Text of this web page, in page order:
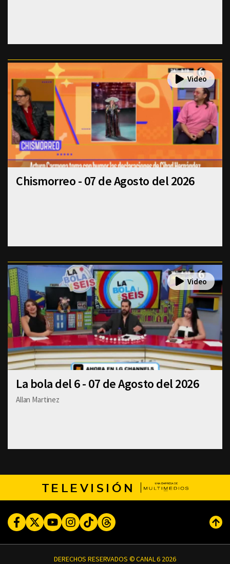
Chismorreo - 07 de Agosto del 2026
La bola del 6 - 07 de Agosto del 2026
Allan Martinez
TELEVISIÓN
FacebookTwitterYoutubeInstagram
TikTokThreads
DERECHOS RESERVADOS © CANAL 6 2026